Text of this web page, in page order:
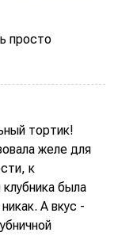
просто
тортик!
желе для
к
была
А вкус -